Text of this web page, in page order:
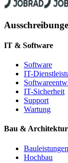
IT & Software
Software
IT-
IT-Sicherheit
Support
Wartung
Bau & Architektur
Bauleistungen
Hochbau